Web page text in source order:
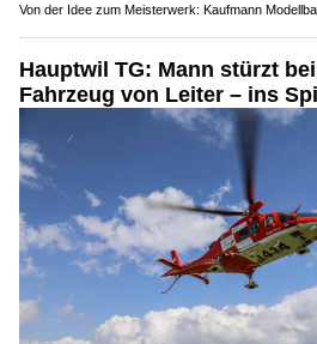
Von der Idee zum Meisterwerk: Kaufmann
Hauptwil TG: Mann stürzt
Fahrzeug von Leiter – ins